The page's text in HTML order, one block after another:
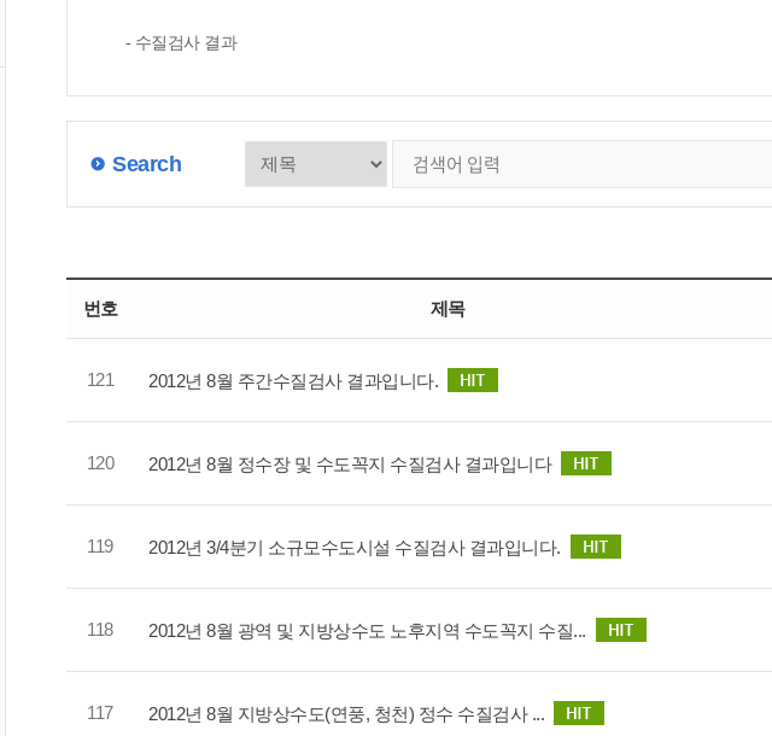
- 수질검사 결과
Search
번호 제목
121 2012년 8월 주간수질검사 결과입니다.
120 2012년 8월 정수장 및 수도꼭지 수질검사 결과입니다
119 2012년 3/4분기 소규모수도시설 수질검사 결과입니다.
118 2012년 8월 광역 및 지방상수도 노후지역 수도꼭지 수질...
117 2012년 8월 지방상수도(연풍, 청천) 정수 수질검사 ...